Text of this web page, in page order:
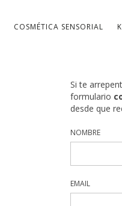
COSMÉTICA SENSORIAL
Si te
formulario
desde que
NOMBRE
EMAIL